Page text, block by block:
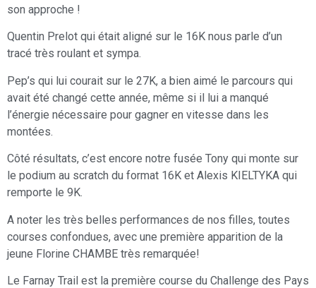
son approche !
Quentin Prelot qui était aligné sur le 16K nous parle d’un
tracé très roulant et sympa.
Pep’s qui lui courait sur le 27K, a bien aimé le parcours qui
avait été changé cette année, même si il lui a manqué
l’énergie nécessaire pour gagner en vitesse dans les
montées.
Côté résultats, c’est encore notre fusée Tony qui monte sur
le podium au scratch du format 16K et Alexis KIELTYKA qui
remporte le 9K.
A noter les très belles performances de nos filles, toutes
courses confondues, avec une première apparition de la
jeune Florine CHAMBE très remarquée!
Le Farnay Trail est la première course du Challenge des Pays